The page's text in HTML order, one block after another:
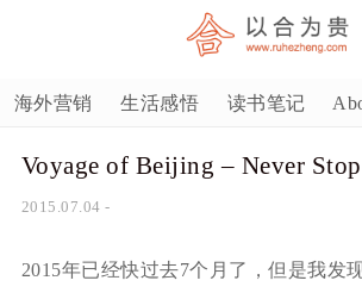
海外营销 生活感悟 读书笔记
Voyage of Beijing – Never
2015.07.04-
2015年已经快过去7个月了，但是我发